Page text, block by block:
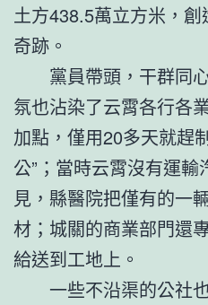
土方438.5萬立方米，創
奇跡。
黨員帶頭，干群同心
氛也沾染了云霄各行各
加點，僅用20多天就趕
公”；當時云霄沒有運
見，縣醫院把僅有的一
材；城關的商業部門還
給送到工地上。
一些不沿渠的公社也